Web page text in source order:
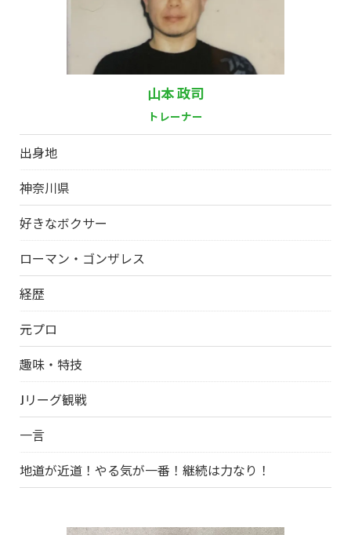
山本 政司
トレーナー
出身地
神奈川県
好きなボクサー
ローマン・ゴンザレス
経歴
元プロ
趣味・特技
Jリーグ観戦
一言
地道が近道！やる気が一番！継続は力なり！